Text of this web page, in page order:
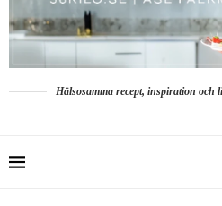
Hälsosamma recept, inspiration